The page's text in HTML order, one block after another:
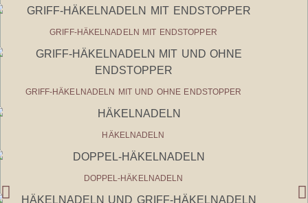
GRIFF-HÄKELNADELN MIT ENDSTOPPER
GRIFF-HÄKELNADELN MIT UND OHNE ENDSTOPPER
HÄKELNADELN
DOPPEL-HÄKELNADELN